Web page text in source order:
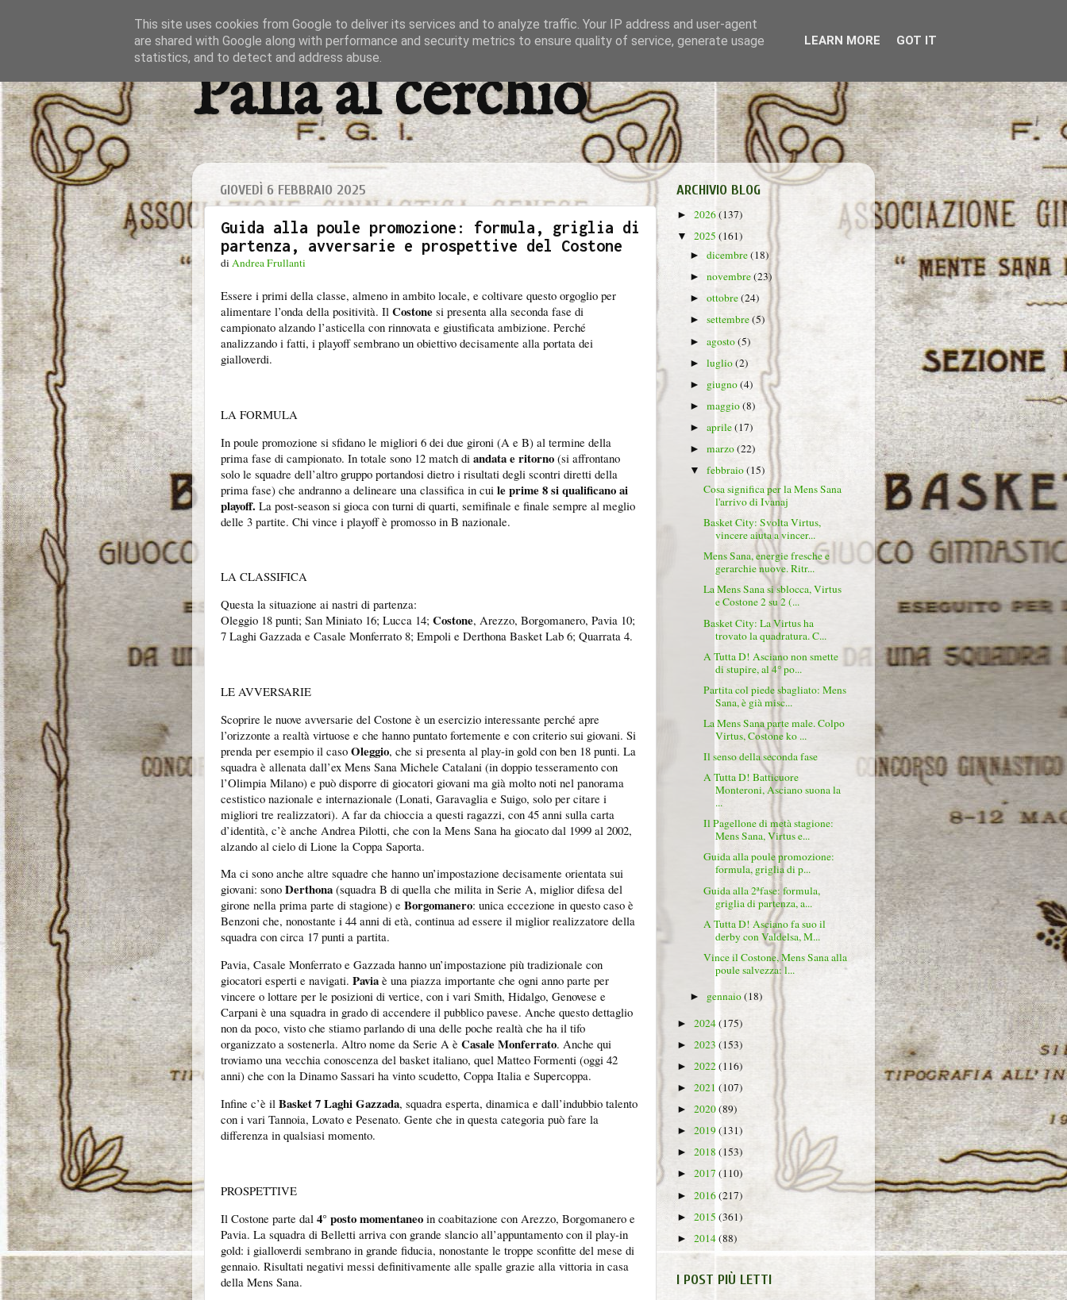
Palla al cerchio
GIOVEDÌ 6 FEBBRAIO 2025
Guida alla poule promozione: formula, griglia di
partenza, avversarie e prospettive del Costone
diAndrea Frullanti
Essere i primi della classe, almeno in ambito locale, e coltivare questo orgoglio per
alimentare l’onda della positività. Il Costone si presenta alla seconda fase di
campionato alzando l’asticella con rinnovata e giustificata ambizione. Perché
analizzando i fatti, i playoff sembrano un obiettivo decisamente alla portata dei
gialloverdi.
LA FORMULA
In poule promozione si sfidano le migliori 6 dei due gironi (A e B) al termine della
prima fase di campionato. In totale sono 12 match di andata e ritorno (si affrontano
solo le squadre dell’altro gruppo portandosi dietro i risultati degli scontri diretti della
prima fase) che andranno a delineare una classifica in cui le prime 8 si qualificano ai
playoff. La post-season si gioca con turni di quarti, semifinale e finale sempre al meglio
delle 3 partite. Chi vince i playoff è promosso in B nazionale.
LA CLASSIFICA
Questa la situazione ai nastri di partenza:
Oleggio 18 punti; San Miniato 16; Lucca 14; Costone, Arezzo, Borgomanero, Pavia 10;
7 Laghi Gazzada e Casale Monferrato 8; Empoli e Derthona Basket Lab 6; Quarrata 4.
LE AVVERSARIE
Scoprire le nuove avversarie del Costone è un esercizio interessante perché apre
l’orizzonte a realtà virtuose e che hanno puntato fortemente e con criterio sui giovani. Si
prenda per esempio il caso Oleggio, che si presenta al play-in gold con ben 18 punti. La
squadra è allenata dall’ex Mens Sana Michele Catalani (in doppio tesseramento con
l’Olimpia Milano) e può disporre di giocatori giovani ma già molto noti nel panorama
cestistico nazionale e internazionale (Lonati, Garavaglia e Suigo, solo per citare i
migliori tre realizzatori). A far da chioccia a questi ragazzi, con 45 anni sulla carta
d’identità, c’è anche Andrea Pilotti, che con la Mens Sana ha giocato dal 1999 al 2002,
alzando al cielo di Lione la Coppa Saporta.
Ma ci sono anche altre squadre che hanno un’impostazione decisamente orientata sui
giovani: sono Derthona (squadra B di quella che milita in Serie A, miglior difesa del
girone nella prima parte di stagione) e Borgomanero: unica eccezione in questo caso è
Benzoni che, nonostante i 44 anni di età, continua ad essere il miglior realizzatore della
squadra con circa 17 punti a partita.
Pavia, Casale Monferrato e Gazzada hanno un’impostazione più tradizionale con
giocatori esperti e navigati. Pavia è una piazza importante che ogni anno parte per
vincere o lottare per le posizioni di vertice, con i vari Smith, Hidalgo, Genovese e
Carpani è una squadra in grado di accendere il pubblico pavese. Anche questo dettaglio
non da poco, visto che stiamo parlando di una delle poche realtà che ha il tifo
organizzato a sostenerla. Altro nome da Serie A è Casale Monferrato. Anche qui
troviamo una vecchia conoscenza del basket italiano, quel Matteo Formenti (oggi 42
anni) che con la Dinamo Sassari ha vinto scudetto, Coppa Italia e Supercoppa.
Infine c’è il Basket 7 Laghi Gazzada, squadra esperta, dinamica e dall’indubbio talento
con i vari Tannoia, Lovato e Pesenato. Gente che in questa categoria può fare la
differenza in qualsiasi momento.
PROSPETTIVE
Il Costone parte dal 4° posto momentaneo in coabitazione con Arezzo, Borgomanero e
Pavia. La squadra di Belletti arriva con grande slancio all’appuntamento con il play-in
gold: i gialloverdi sembrano in grande fiducia, nonostante le troppe sconfitte del mese di
gennaio. Risultati negativi messi definitivamente alle spalle grazie alla vittoria in casa
della Mens Sana.
ARCHIVIO BLOG
► 2026(137)
▼ 2025 (161)
►dicembre(18)
►novembre(23)
►ottobre(24)
►settembre(5)
►agosto(5)
►luglio(2)
► giugno(4)
►maggio(8)
►aprile(17)
►marzo(22)
▼febbraio(15)
Cosa significa per la Mens Sana
l'arrivo di Ivanaj
Basket City: Svolta Virtus,
vincere aiuta a vincer...
Mens Sana, energie fresche e
gerarchie nuove. Ritr...
La Mens Sana si sblocca, Virtus
e Costone 2 su 2 (...
Basket City: La Virtus ha
trovato la quadratura. C...
A Tutta D! Asciano non smette
di stupire, al 4° po...
Partita col piede sbagliato: Mens
Sana, è già misc...
La Mens Sana parte male. Colpo
Virtus, Costone ko ...
Il senso della seconda fase
A Tutta D! Batticuore
Monteroni, Asciano suona la
...
Il Pagellone di metà stagione:
Mens Sana, Virtus e...
Guida alla poule promozione:
formula, griglia di p...
Guida alla 2ªfase: formula,
griglia di partenza, a...
A Tutta D! Asciano fa suo il
derby con Valdelsa, M...
Vince il Costone, Mens Sana alla
poule salvezza: l...
► gennaio(18)
► 2024(175)
► 2023 (153)
► 2022(116)
► 2021 (107)
► 2020(89)
► 2019(131)
► 2018 (153)
► 2017 (110)
► 2016(217)
► 2015 (361)
► 2014(88)
I POST PIÙ LETTI
This site uses cookies from Google to deliver its services and to analyze traffic. Your IP address and user-agent
are shared with Google along with performance and security metrics to ensure quality of service, generate usage
statistics, and to detect and address abuse.
LEARN MORE GOT IT